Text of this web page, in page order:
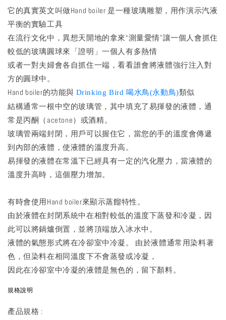
它的真實英文叫做Hand boiler 是一種玻璃雕塑，用作演示汽液
平衡的實驗工具
在流行文化中，異想天開地的拿來“測量愛情”讓一個人會抓住
較低的玻璃圓球來「證明」一個人有多熱情
或者一對夫婦會各自抓住一端，看看誰會將液體強行注入對
方的圓球中。
Hand boiler的功能與 Drinking Bird 喝水鳥(永動鳥)類似
結構通常一根中空的玻璃管，其中填充了易揮發的液體，通
常是丙酮（acetone）或酒精。
玻璃管兩端封閉，用戶可以握住它，當您的手的溫度會傳遞
到內部的液體，使液體的溫度升高。
易揮發的液體在常溫下已經具有一定的汽化壓力，當液體的
溫度升高時，這個壓力增加。
有時會使用Hand boiler來顯示蒸餾特性。
由於液體在封閉系統中在相對較低的溫度下蒸發和冷凝，因
此可以將鍋爐倒置，並將頂端放入冰水中。
液體的氣態形式將在冷卻室中冷凝。 由於液體通常用染料著
色，但染料在相同溫度下不會蒸發或冷凝，
因此在冷卻室中冷凝的液體是無色的，留下顏料。
規格說明
產品規格 :